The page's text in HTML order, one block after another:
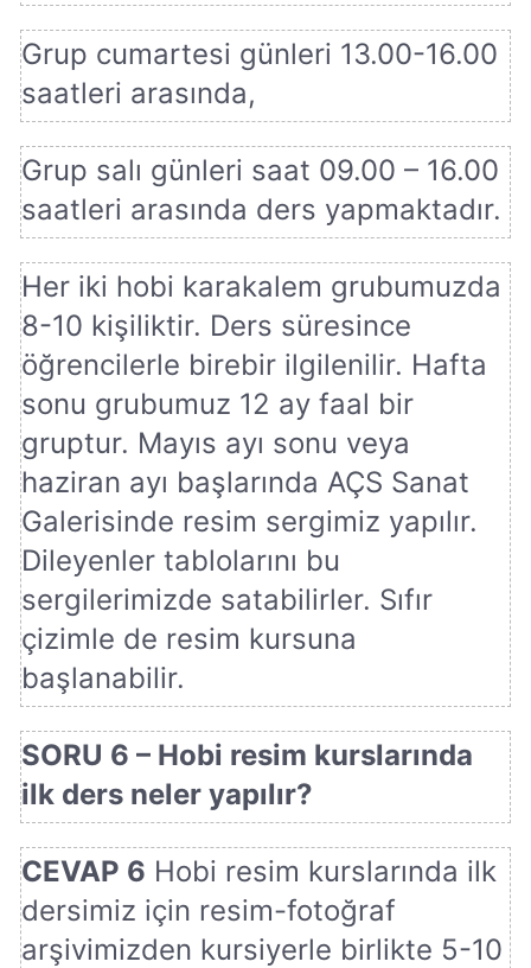
Grup cumartesi günleri 13.00-16.00
saatleri arasında,
Grup salı günleri saat 09.00 – 16.00
saatleri arasında ders yapmaktadır.
Her iki hobi karakalem grubumuzda
8-10 kişiliktir. Ders süresince
öğrencilerle birebir ilgilenilir. Hafta
sonu grubumuz 12 ay faal bir
gruptur. Mayıs ayı sonu veya
haziran ayı başlarında AÇS Sanat
Galerisinde resim sergimiz yapılır.
Dileyenler tablolarını bu
sergilerimizde satabilirler. Sıfır
çizimle de resim kursuna
başlanabilir.
SORU 6 – Hobi resim kurslarında
ilk ders neler yapılır?
CEVAP 6 Hobi resim kurslarında ilk
dersimiz için resim-fotoğraf
arşivimizden kursiyerle birlikte 5-10